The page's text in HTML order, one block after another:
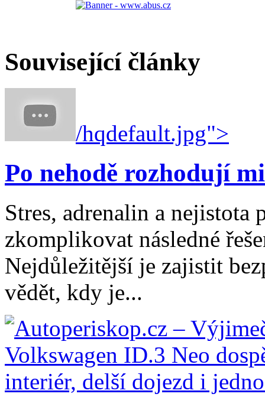
Související články
/hqdefault.jpg">
Po nehodě rozhodují
Stres, adrenalin a nejistota
zkomplikovat následné
Nejdůležitější je zajistit
vědět, kdy je...